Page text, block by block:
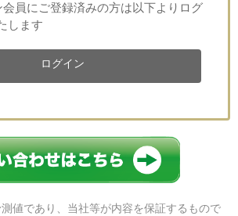
員にご登録済みの方は以下よりログ
します
ログイン
値であり、当社等が内容を保証するもので